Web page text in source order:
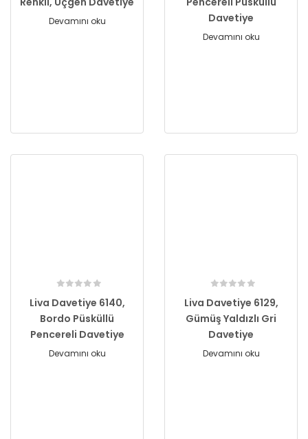
Devamını oku
Davetiye
Devamını oku
Liva Davetiye 6140,
Bordo Püsküllü
Pencereli Davetiye
Devamını oku
Liva Davetiye 6129,
Gümüş Yaldızlı Gri
Davetiye
Devamını oku